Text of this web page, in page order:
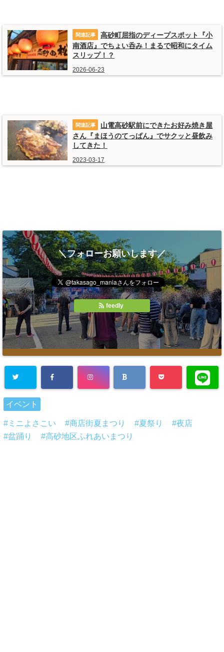
高砂町屈指のディープスポット『小
南酒店』でちょい呑み！まるで昭和にタイム
スリップ！？
2026-06-23
山電高砂駅前にできたお好み焼き屋
さん『まほうのてっぱん』でサクッと昼飲み
してきた！
2023-03-17
＼フォローお願いします／
feedly
イベント
ミニよさこい 商店街夏まつり 夏祭り
夜店
盆踊り
高砂地区ふれあいまつり